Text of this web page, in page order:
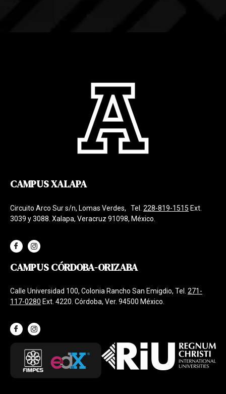
CAMPUS XALAPA
Circuito Arco Sur s/n, Lomas Verdes, Tel. 228-819-1515 Ext.
3039 y 3088. Xalapa, Veracruz 91098, México.
CAMPUS CÓRDOBA-ORIZABA
Calle Universidad 100, Colonia Rancho San Emigdio, Tel. 271-
117-0280 Ext. 4220. Córdoba, Ver. 94500 México.